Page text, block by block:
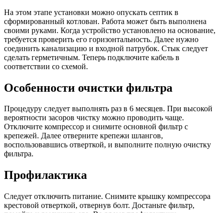
На этом этапе установки можно опускать септик в
сформированный котлован. Работа может быть выполнена
своими руками. Когда устройство установлено на основание,
требуется проверить его горизонтальность. Далее нужно
соединить канализацию и входной патрубок. Стык следует
сделать герметичным. Теперь подключите кабель в
соответствии со схемой.
Особенности очистки фильтра
Процедуру следует выполнять раз в 6 месяцев. При высокой
вероятности засоров чистку можно проводить чаще.
Отключите компрессор и снимите основной фильтр с
крепежей. Далее отверните крепежи шлангов,
воспользовавшись отверткой, и выполните полную очистку
фильтра.
Профилактика
Следует отключить питание. Снимите крышку компрессора
крестовой отверткой, отвернув болт. Достаньте фильтр,